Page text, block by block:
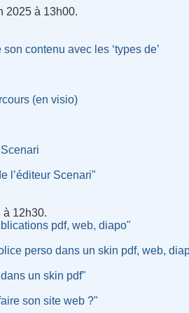
2025 à 13h00.
contenu avec les ‘types de’
(en visio)
l’éditeur Scenari"
à 12h30.
pdf, web, diapo"
perso dans un skin pdf, web,
un skin pdf"
son site web ?"